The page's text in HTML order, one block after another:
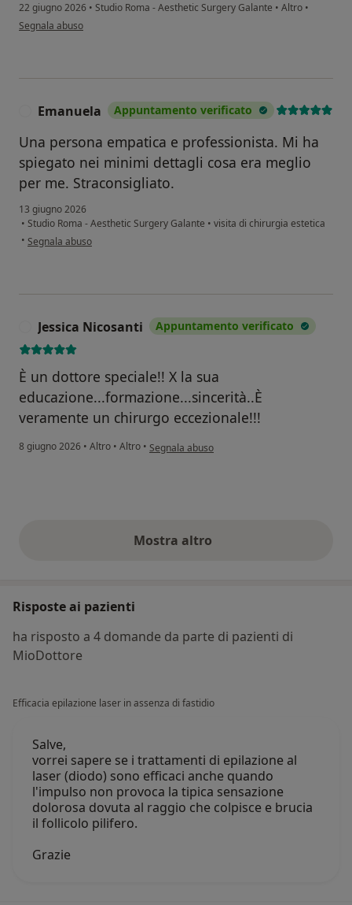
22 giugno 2026 • Studio Roma - Aesthetic Surgery Galante • Altro •
secondo l'opinione dell'utente E.I.
Segnala abuso
Emanuela Appuntamento verificato
Una persona empatica e professionista. Mi ha
spiegato nei minimi dettagli cosa era meglio
per me. Straconsigliato.
13 giugno 2026
• Studio Roma - Aesthetic Surgery Galante • visita di chirurgia estetica
• secondo l'opinione dell'utente Emanuela
Segnala abuso
Jessica Nicosanti Appuntamento verificato
È un dottore speciale!! X la sua
educazione...formazione...sincerità..È
veramente un chirurgo eccezionale!!!
8 giugno 2026 • Altro • Altro • secondo l'opinione dell'utente Jessica
Segnala abuso
Mostra altroopinioni di cui sopra
Risposte ai pazienti
ha risposto a 4 domande da parte di pazienti di
MioDottore
Efficacia epilazione laser in assenza di fastidio
Salve,
vorrei sapere se i trattamenti di epilazione al
laser (diodo) sono efficaci anche quando
l'impulso non provoca la tipica sensazione
dolorosa dovuta al raggio che colpisce e brucia
il follicolo pilifero.
Grazie